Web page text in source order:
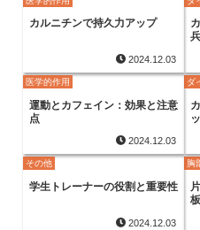
カルニチンで持久力アップ
2024.12.03
医学的作用
運動とカフェイン：効果と注意
点
2024.12.03
ダ
その他
学生トレーナーの役割と重要性
2024.12.03
胸